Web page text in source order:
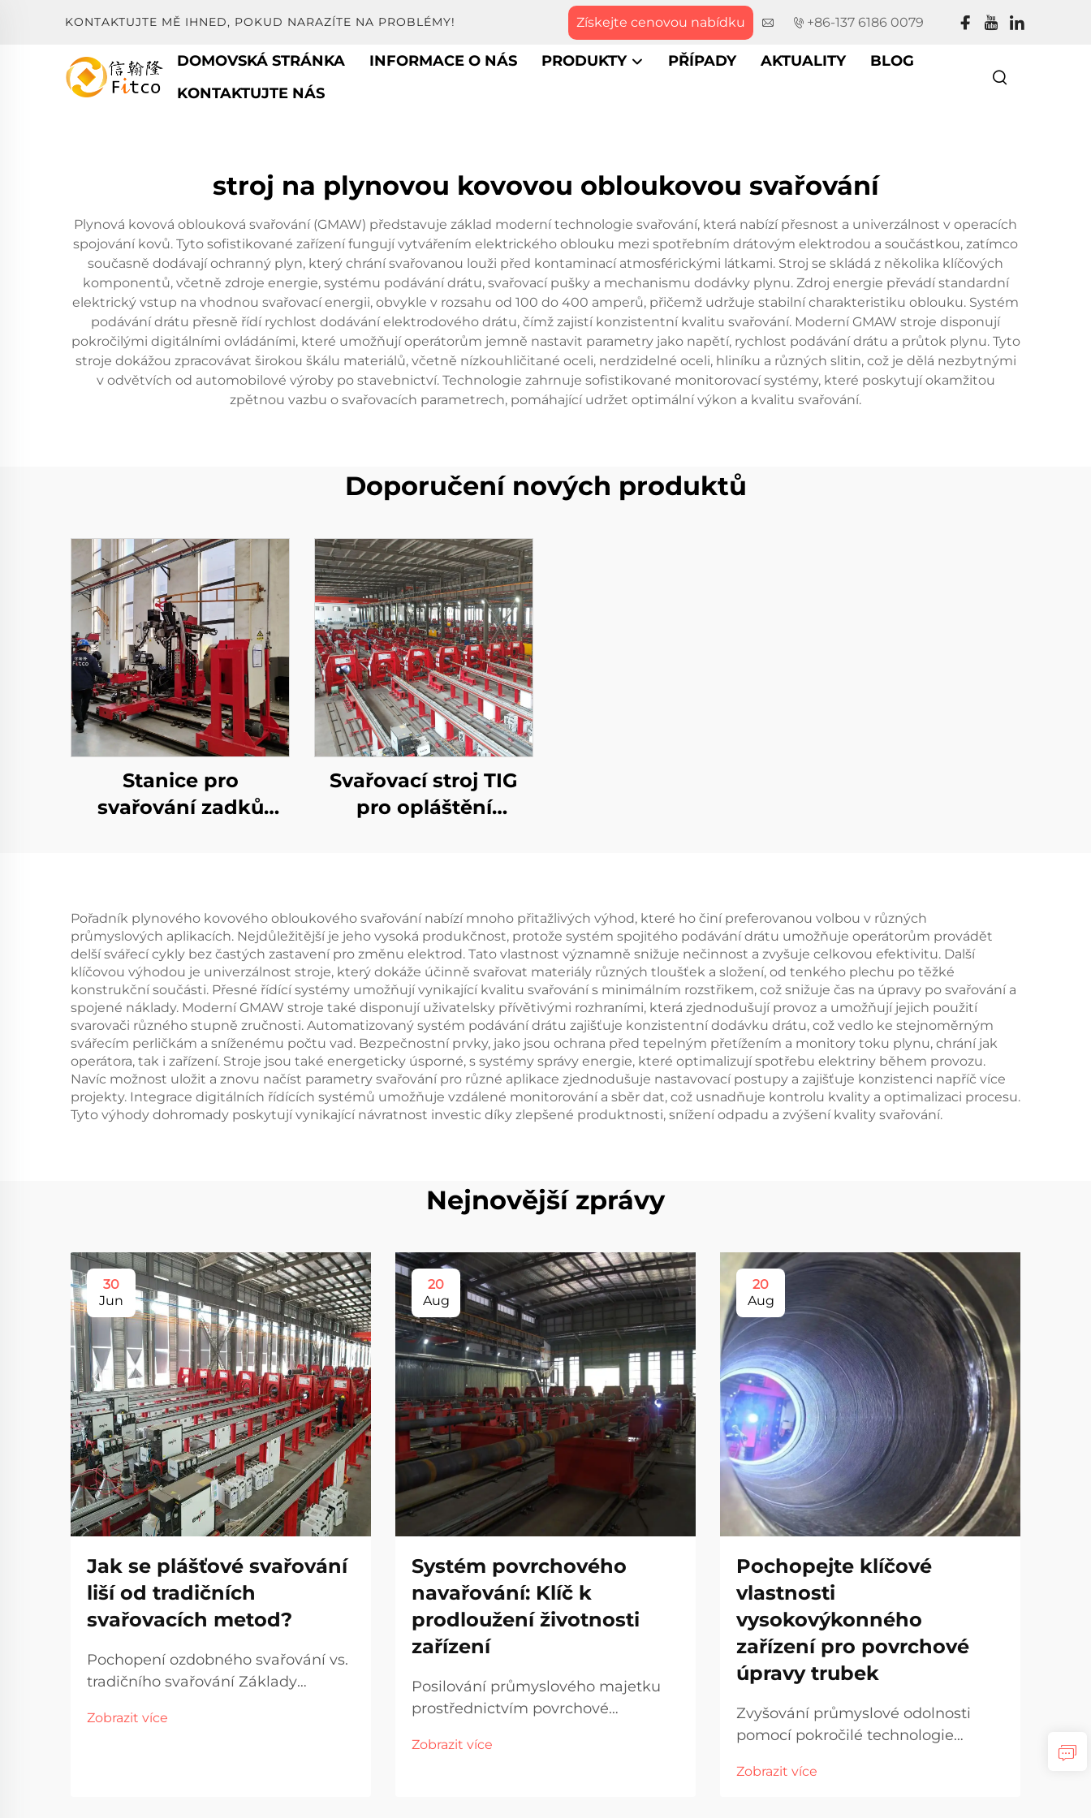
KONTAKTUJTE MĚ IHNED, POKUD NARAZÍTE NA PROBLÉMY! Získejte cenovou nabídku +86-137 6186 0079
DOMOVSKÁ STRÁNKA INFORMACE O NÁS PRODUKTY PŘÍPADY AKTUALITY
BLOG
KONTAKTUJTE NÁS
stroj na plynovou kovovou obloukovou svařování
Plynová kovová oblouková svařování (GMAW) představuje základ moderní technologie svařování, která nabízí přesnost a univerzálnost v operacích
spojování kovů. Tyto sofistikované zařízení fungují vytvářením elektrického oblouku mezi spotřebním drátovým elektrodou a součástkou, zatímco
současně dodávají ochranný plyn, který chrání svařovanou louži před kontaminací atmosférickými látkami. Stroj se skládá z několika klíčových
komponentů, včetně zdroje energie, systému podávání drátu, svařovací pušky a mechanismu dodávky plynu. Zdroj energie převádí standardní
elektrický vstup na vhodnou svařovací energii, obvykle v rozsahu od 100 do 400 amperů, přičemž udržuje stabilní charakteristiku oblouku. Systém
podávání drátu přesně řídí rychlost dodávání elektrodového drátu, čímž zajistí konzistentní kvalitu svařování. Moderní GMAW stroje disponují
pokročilými digitálními ovládáními, které umožňují operátorům jemně nastavit parametry jako napětí, rychlost podávání drátu a průtok plynu. Tyto
stroje dokážou zpracovávat širokou škálu materiálů, včetně nízkouhličitané oceli, nerdzidelné oceli, hliníku a různých slitin, což je dělá nezbytnými
v odvětvích od automobilové výroby po stavebnictví. Technologie zahrnuje sofistikované monitorovací systémy, které poskytují okamžitou
zpětnou vazbu o svařovacích parametrech, pomáhající udržet optimální výkon a kvalitu svařování.
Doporučení nových produktů
Stanice pro
svařování zadků
Svařovací stroj TIG
pro opláštění
Pořadník plynového kovového obloukového svařování nabízí mnoho přitažlivých výhod, které ho činí preferovanou volbou v různých
průmyslových aplikacích. Nejdůležitější je jeho vysoká produkčnost, protože systém spojitého podávání drátu umožňuje operátorům provádět
delší svářecí cykly bez častých zastavení pro změnu elektrod. Tato vlastnost významně snižuje nečinnost a zvyšuje celkovou efektivitu. Další
klíčovou výhodou je univerzálnost stroje, který dokáže účinně svařovat materiály různých tloušťek a složení, od tenkého plechu po těžké
konstrukční součásti. Přesné řídící systémy umožňují vynikající kvalitu svařování s minimálním rozstřikem, což snižuje čas na úpravy po svařování a
spojené náklady. Moderní GMAW stroje také disponují uživatelsky přívětivými rozhraními, která zjednodušují provoz a umožňují jejich použití
svarovači různého stupně zručnosti. Automatizovaný systém podávání drátu zajišťuje konzistentní dodávku drátu, což vedlo ke stejnoměrným
svářecím perličkám a sníženému počtu vad. Bezpečnostní prvky, jako jsou ochrana před tepelným přetížením a monitory toku plynu, chrání jak
operátora, tak i zařízení. Stroje jsou také energeticky úsporné, s systémy správy energie, které optimalizují spotřebu elektriny během provozu.
Navíc možnost uložit a znovu načíst parametry svařování pro různé aplikace zjednodušuje nastavovací postupy a zajišťuje konzistenci napříč více
projekty. Integrace digitálních řídících systémů umožňuje vzdálené monitorování a sběr dat, což usnadňuje kontrolu kvality a optimalizaci procesu.
Tyto výhody dohromady poskytují vynikající návratnost investic díky zlepšené produktnosti, snížení odpadu a zvýšení kvality svařování.
Nejnovější zprávy
30
Jun
Jak se plášťové svařování
liší od tradičních
svařovacích metod?
Pochopení ozdobného svařování vs.
tradičního svařování Základy
svařování, někdy nazývané obložení,
Zobrazit více
20
Aug
Systém povrchového
navařování: Klíč k
prodloužení životnosti
zařízení
Posilování průmyslového majetku
prostřednictvím povrchové
pracuje v extrémně náročném
Zobrazit více
20
Aug
Pochopejte klíčové
vlastnosti
vysokovýkonného
zařízení pro povrchové
úpravy trubek
Zvyšování průmyslové odolnosti
pomocí pokročilé technologie
Průmyslová infrastruktura závisí na
Zobrazit více